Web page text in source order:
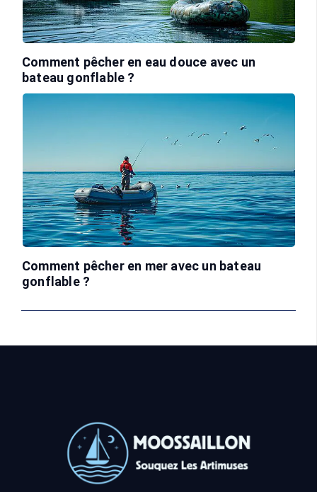
Comment pêcher en eau douce avec un
bateau gonflable ?
Comment pêcher en mer avec un bateau
gonflable ?